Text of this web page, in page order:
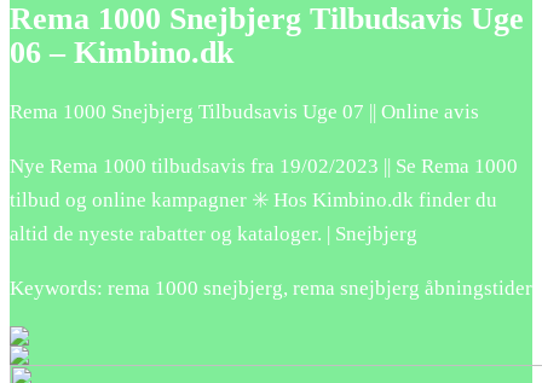
Rema 1000 Snejbjerg Tilbudsavis Uge
06 – Kimbino.dk
Rema 1000 Snejbjerg Tilbudsavis Uge 07 || Online avis
Nye Rema 1000 tilbudsavis fra 19/02/2023 || Se Rema 1000
tilbud og online kampagner ✳️ Hos Kimbino.dk finder du
altid de nyeste rabatter og kataloger. | Snejbjerg
Keywords: rema 1000 snejbjerg, rema snejbjerg åbningstider